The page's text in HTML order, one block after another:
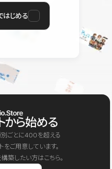
はじめる
から始める
別ごとに400を超える
ご用意しています。
築したい方はこちら。